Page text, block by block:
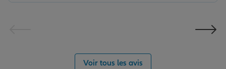
Voir tous les avis